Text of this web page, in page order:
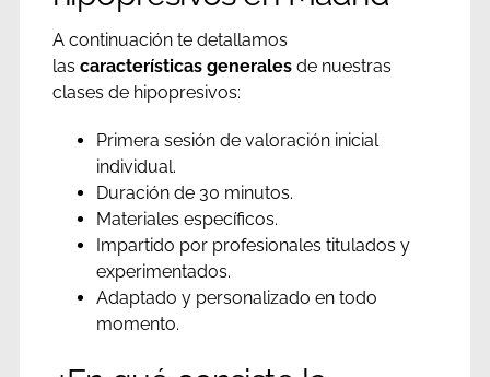
A continuación te detallamos
las características generalesde nuestras
clases de hipopresivos:
Primera sesión de valoración inicial
individual.
Duración de 30 minutos.
Materiales específicos.
Impartido por profesionales titulados y
experimentados.
Adaptado y personalizado en todo
momento.